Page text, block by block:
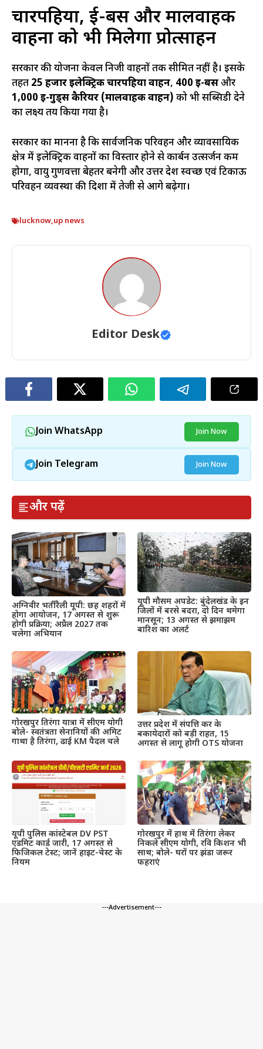
चारपहिया, ई-बस और मालवाहक
वाहनों को भी मिलेगा प्रोत्साहन
सरकार की योजना केवल निजी वाहनों तक सीमित नहीं है। इसके
तहत 25 हजार इलेक्ट्रिक चारपहिया वाहन, 400 ई-बसऔर
1,000 ई-गुड्स कैरियर (मालवाहक वाहन) को भी सब्सिडी देने
का लक्ष्य तय किया गया है।
सरकार का मानना है कि सार्वजनिक परिवहन और व्यावसायिक
क्षेत्र में इलेक्ट्रिक वाहनों का विस्तार होने से कार्बन उत्सर्जन कम
होगा, वायु गुणवत्ता बेहतर बनेगी और उत्तर प्रदेश स्वच्छ एवं टिकाऊ
परिवहन व्यवस्था की दिशा में तेजी से आगे बढ़ेगा।
lucknow,up news
Editor Desk
Join WhatsApp Join Now
Join Telegram Join Now
और पढ़ें
अग्निवीर भर्ती रैली यूपी: छह शहरों में
होगा आयोजन, 17 अगस्त से शुरू
होगी प्रक्रिया; अप्रैल 2027 तक
चलेगा अभियान
यूपी मौसम अपडेट: बुंदेलखंड के इन
जिलों में बरसे बदरा, दो दिन थमेगा
मानसून; 13 अगस्त से झमाझम
बारिश का अलर्ट
गोरखपुर तिरंगा यात्रा में सीएम योगी
बोले- स्वतंत्रता सेनानियों की अमिट
गाथा है तिरंगा, ढाई KM पैदल चले
उत्तर प्रदेश में संपत्ति कर के
बकायेदारों को बड़ी राहत, 15
अगस्त से लागू होगी OTS योजना
यूपी पुलिस कांस्टेबल DV PST
एडमिट कार्ड जारी, 17 अगस्त से
फिजिकल टेस्ट; जानें हाइट-चेस्ट के
नियम
गोरखपुर में हाथ में तिरंगा लेकर
निकले सीएम योगी, रवि किशन भी
साथ; बोले- घरों पर झंडा जरूर
फहराएं
---Advertisement---